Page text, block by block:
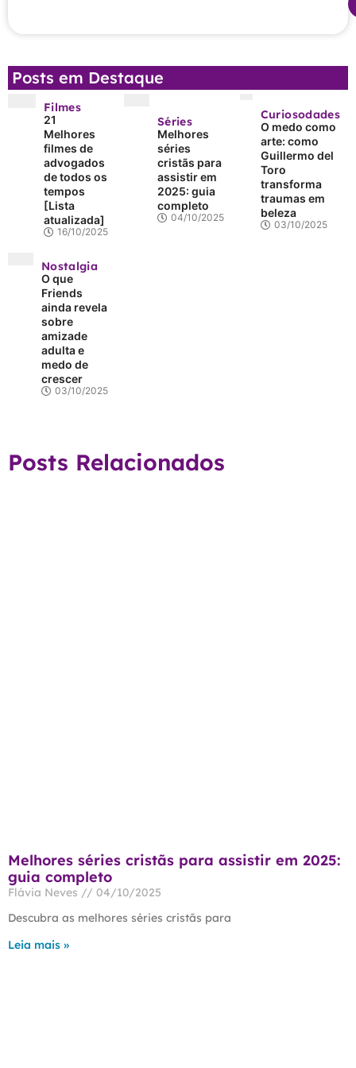
Posts em Destaque
Filmes
21
Melhores
filmes de
advogados
de todos os
tempos
[Lista
atualizada]
16/10/2025
Séries
Melhores
séries
cristãs para
assistir em
2025: guia
completo
04/10/2025
Curiosodades
O medo como
arte: como
Guillermo del
Toro
transforma
traumas em
beleza
03/10/2025
Nostalgia
O que
Friends
ainda revela
sobre
amizade
adulta e
medo de
crescer
03/10/2025
Posts Relacionados
Melhores séries cristãs para assistir em 2025:
guia completo
Flávia Neves
04/10/2025
Descubra as melhores séries cristãs para
Leia mais »